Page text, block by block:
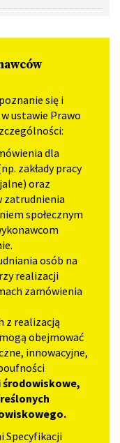
się i
ustawie Prawo
dla
zakłady pracy
oraz
zatrudnienia
społecznym
osób na
realizacji
zamówienia
z realizacją
obejmować
innowacyjne,
środowiskowe,
Specyfikacji